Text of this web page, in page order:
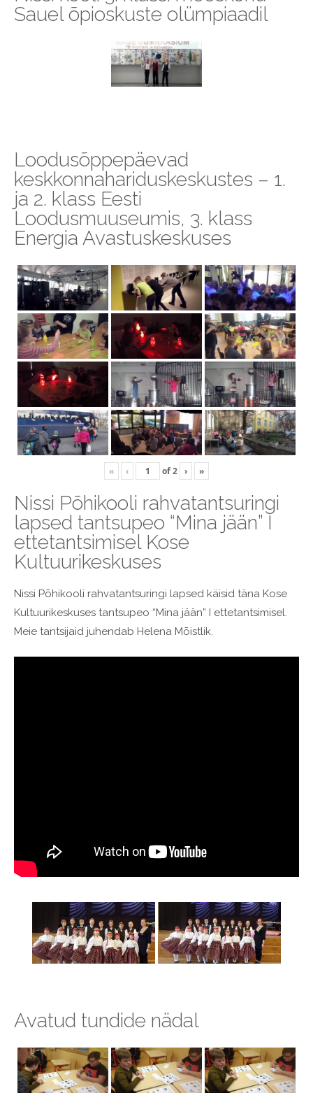
Sauel õpioskuste olümpiaadil
Loodusõppepäevad
keskkonnahariduskeskustes – 1.
ja 2. klass Eesti
Loodusmuuseumis, 3. klass
Energia Avastuskeskuses
« ‹ of2 › »
Nissi Põhikooli rahvatantsuringi
lapsed tantsupeo “Mina jään” I
ettetantsimisel Kose
Kultuurikeskuses
Nissi Põhikooli rahvatantsuringi lapsed käisid täna Kose
Kultuurikeskuses tantsupeo “Mina jään” I ettetantsimisel.
Meie tantsijaid juhendab Helena Mõistlik.
Avatud tundide nädal